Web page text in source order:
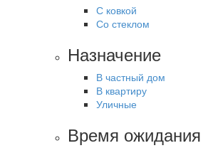
С ковкой
Со стеклом
Назначение
В частный дом
В квартиру
Уличные
Время ожидания